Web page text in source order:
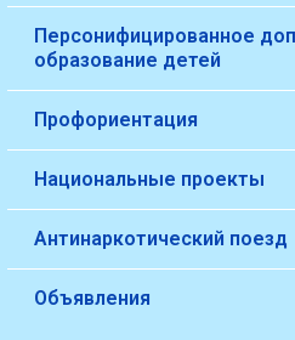
Персонифицированное
образование детей
Профориентация
Национальные проекты
Антинаркотический поезд
Объявления